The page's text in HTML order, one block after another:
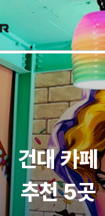
건대 카페
추천 5곳